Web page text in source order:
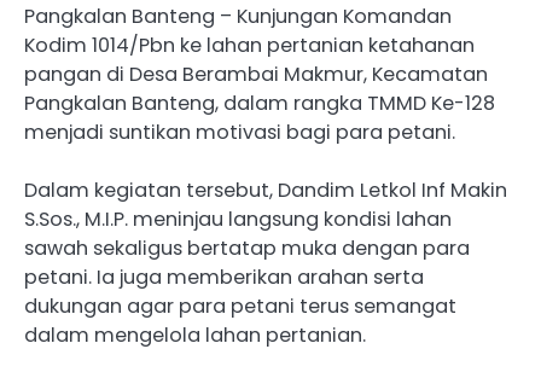
Pangkalan Banteng – Kunjungan Komandan
Kodim 1014/Pbn ke lahan pertanian ketahanan
pangan di Desa Berambai Makmur, Kecamatan
Pangkalan Banteng, dalam rangka TMMD Ke-128
menjadi suntikan motivasi bagi para petani.
Dalam kegiatan tersebut, Dandim Letkol Inf Makin
S.Sos., M.I.P. meninjau langsung kondisi lahan
sawah sekaligus bertatap muka dengan para
petani. Ia juga memberikan arahan serta
dukungan agar para petani terus semangat
dalam mengelola lahan pertanian.